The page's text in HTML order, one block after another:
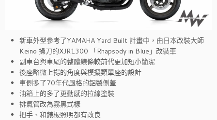
新車外型參考了YAMAHA Yard Built 計畫中，由日本改裝大師
Keino 操刀的XJR1300 「Rhapsody in Blue」改裝車
副車台與車尾的整體線條較前代更加短小簡潔
後座略微上揚的角度與模擬類單座的設計
車側多了70年代風格的鋁製側蓋
油箱上的多了更動感的拉線塗裝
排氣管改為霧黑式樣
把手、和錶板照明都有改良